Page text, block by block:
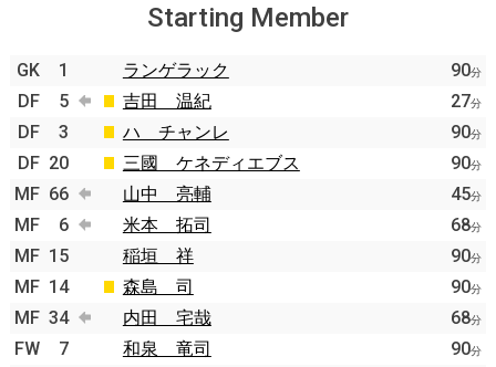
Starting Member
GK 1 ランゲラック 90分
DF 5 吉田 温紀 27分
DF 3 ハ チャンレ 90分
DF 20 三國 ケネディエブス 90分
MF 66 山中 亮輔 45分
MF 6 米本 拓司 68分
MF 15 稲垣 祥 90分
MF 14 森島 司 90分
MF 34 内田 宅哉 68分
FW 7 和泉 竜司 90分